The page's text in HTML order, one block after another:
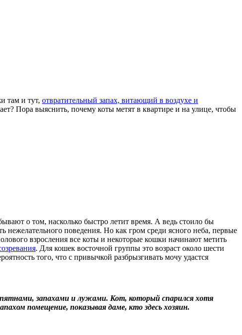
там и тут, отвратительный запах, витающий в воздухе и
Пора выяснить, почему коты метят в квартире и на улице, чтобы
о том, насколько быстро летит время. А ведь стоило бы
нежелательного поведения. Но как гром среди ясного неба, первые
взросления все коты и некоторые кошки начинают метить
. Для кошек восточной группы это возраст около шести
того, что с привычкой разбрызгивать мочу удастся
запахами и лужами. Кот, который спарился хотя
помещение, показывая даме, кто здесь хозяин.